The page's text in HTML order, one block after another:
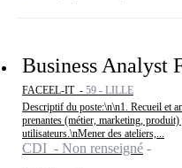
Business Analyst
FACEEL-IT - 59 - LILLE
Descriptif du poste:\n\n1. Recueil et
prenantes (métier, marketing,
utilisateurs.\nMener des ateliers,...
CDI - Non renseigné